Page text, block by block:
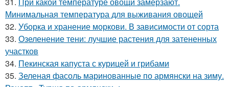
Минимальная температура для выживания овощей
32. Уборка и хранение моркови. В зависимости от сорта
33. Озеленение тени: лучшие растения для затененных
участков
34. Пекинская капуста с курицей и грибами
35. Зеленая фасоль маринованные по армянски на зиму.